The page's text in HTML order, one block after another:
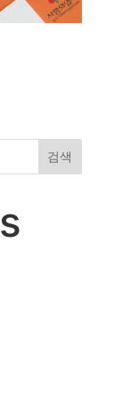
루
검색